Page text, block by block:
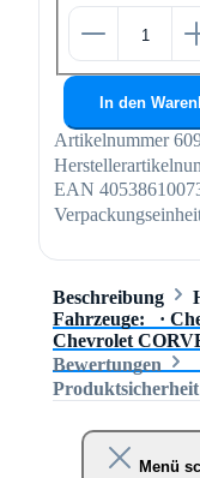
In den
Artikelnummer
EAN
Beschreibung
Fahrzeuge: ·
Chevrolet
Bewertungen
Produktsicherheit
Menü